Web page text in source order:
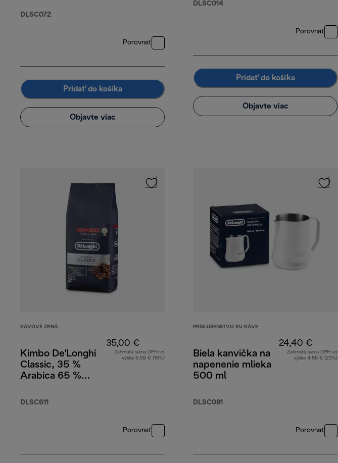
DLSC072
Porovnať
Pridať do košíka
Objavte viac
DLSC014
Porovnať
Pridať do košíka
Objavte viac
KÁVOVÉ ZRNÁ
Kimbo De'Longhi
Classic, 35 %
Arabica 65 %
1 kg
DLSC611
35,00 €
Zahrnutá suma DPH vo
výške 5,59 € (19%)
Porovnať
PRÍSLUŠENSTVO KU KÁVE
Biela kanvička na
napenenie mlieka
500 ml
DLSC081
24,40 €
Zahrnutá suma DPH vo
výške 4,56 € (23%)
Porovnať